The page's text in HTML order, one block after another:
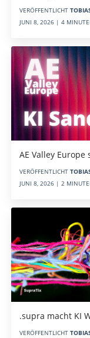
VERÖFFENTLICHT
JUNI 8, 2026 | 4
AE Valley
VERÖFFENTLICHT
JUNI 8, 2026 | 2
.supra macht KI
VERÖFFENTLICHT